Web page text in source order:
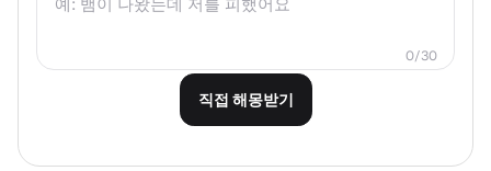
0/30
직접 해몽받기